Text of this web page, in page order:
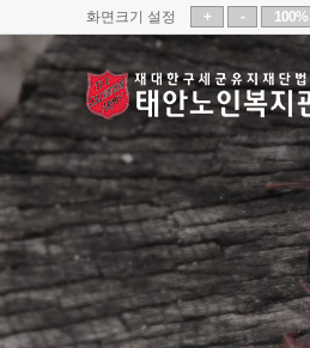
화면크기 설정 + - 100%